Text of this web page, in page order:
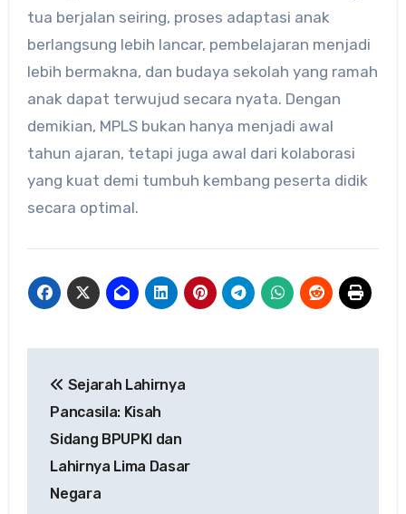
tua berjalan seiring, proses adaptasi anak
berlangsung lebih lancar, pembelajaran menjadi
lebih bermakna, dan budaya sekolah yang ramah
anak dapat terwujud secara nyata. Dengan
demikian, MPLS bukan hanya menjadi awal
tahun ajaran, tetapi juga awal dari kolaborasi
yang kuat demi tumbuh kembang peserta didik
secara optimal.
pos
Sejarah Lahirnya
Pancasila: Kisah
Sidang BPUPKI dan
Lahirnya Lima Dasar
Negara